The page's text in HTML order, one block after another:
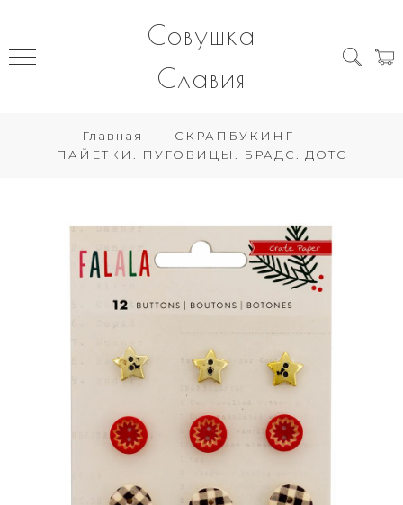
Совушка
Славия
Главная
СКРАПБУКИНГ
ПАЙЕТКИ. ПУГОВИЦЫ. БРАДС. ДОТС